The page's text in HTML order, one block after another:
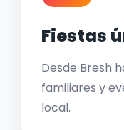
Fiestas
Desde Bresh
familiares y
local.